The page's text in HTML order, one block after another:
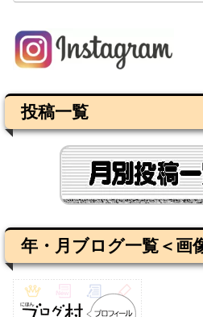
投稿一覧
年・月ブログ一覧＜画